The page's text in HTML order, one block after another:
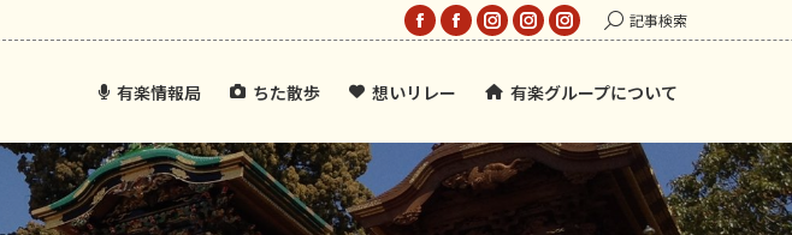
Facebook
opens
new
window
Facebook
opens
new
window
Instagram
opens
new
window
Instagram
opens
new
Instagram
opens
new
window
Search:記事検索
有楽情報局 ちた散歩 想いリレー 有楽グループについて